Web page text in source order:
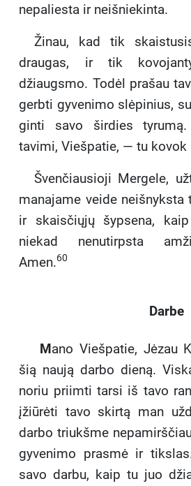
nepaliesta ir neišniekinta.
Žinau, kad tik
draugas, ir tik
džiaugsmo. Todėl prašau
gerbti gyvenimo slėpinius,
ginti savo širdies
tavimi, Viešpatie, — tu kovok
Švenčiausioji Mergele,
manajame veide neišnyksta
ir skaisčiųjų šypsena,
niekad nenutirpsta
Amen.60
Darbe
Mano Viešpatie, Jėzau
šią naują darbo dieną.
noriu priimti tarsi iš tavo
įžiūrėti tavo skirtą man
darbo triukšme
gyvenimo prasmė ir
savo darbu, kaip tu juo